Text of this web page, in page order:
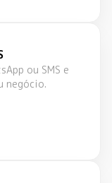
ou SMS e
negócio.